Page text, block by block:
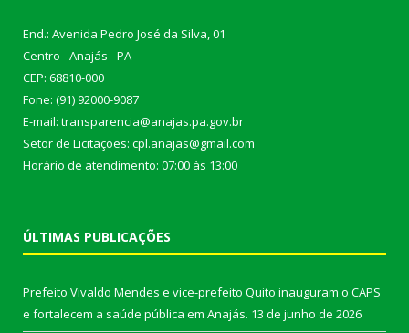
End.: Avenida Pedro José da Silva, 01
Centro - Anajás - PA
CEP: 68810-000
Fone: (91) 92000-9087
E-mail: transparencia@anajas.pa.gov.br
Setor de Licitações: cpl.anajas@gmail.com
Horário de atendimento: 07:00 às 13:00
ÚLTIMAS PUBLICAÇÕES
Prefeito Vivaldo Mendes e vice-prefeito Quito inauguram o CAPS
e fortalecem a saúde pública em Anajás. 13 de junho de 2026